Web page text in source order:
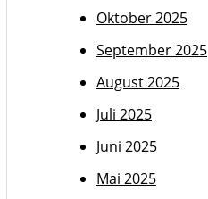
Oktober 2025
September 2025
August 2025
Juli 2025
Juni 2025
Mai 2025